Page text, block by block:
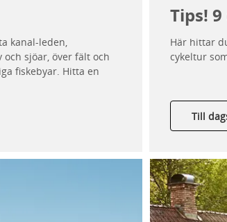
kanal-leden,
sjöar, över fält och
fiskebyar. Hitta en
Tips!
Här hittar
cykeltur
Till